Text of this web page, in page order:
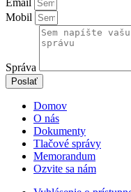
Email
Mobil
Správa
Poslať
Domov
O nás
Dokumenty
Tlačové správy
Memorandum
Ozvite sa nám